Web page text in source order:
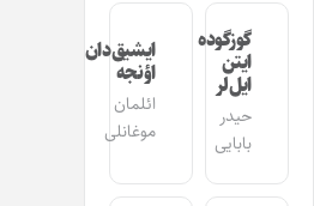
گوزگوده
ایتن
ایل‌لر
حیدر
بابایی
ایشیق‌دان
اؤنجه
ائلمان
موغانلی